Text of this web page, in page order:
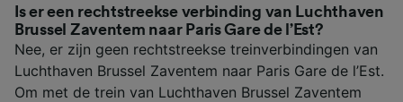
Is er een rechtstreekse verbinding van Luchthaven
Brussel Zaventem naar Paris Gare de l’Est?
Nee, er zijn geen rechtstreekse treinverbindingen van
Luchthaven Brussel Zaventem naar Paris Gare de l’Est.
Om met de trein van Luchthaven Brussel Zaventem